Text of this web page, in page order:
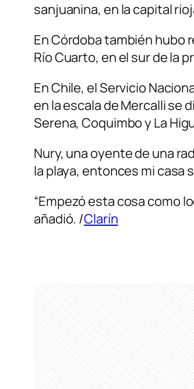
sanjuanina, en la capital
En Córdoba también hubo
Río Cuarto, en el sur de la
En Chile, el Servicio
en la escala de Mercalli se
Serena, Coquimbo y La
Nury, una oyente de una
la playa, entonces mi casa
“Empezó esta cosa como
añadió. /Clarín